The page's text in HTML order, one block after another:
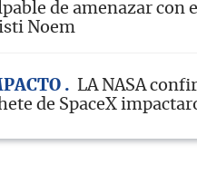
de amenazar con
Noem
LA NASA
de SpaceX